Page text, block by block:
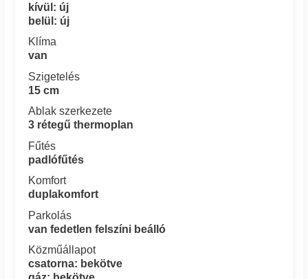
kívül: új
belül: új
Klíma
van
Szigetelés
15 cm
Ablak szerkezete
3 rétegű thermoplan
Fűtés
padlófűtés
Komfort
duplakomfort
Parkolás
van fedetlen felszíni beálló
Közműállapot
csatorna: bekötve